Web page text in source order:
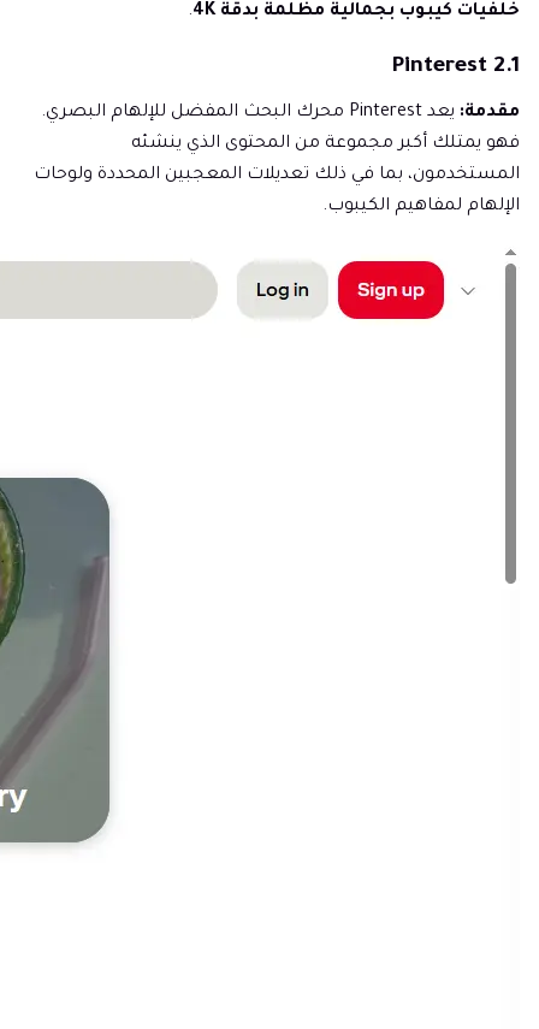
خلفيات كيبوب بجمالية مظلمة بدقة 4K
.
2.1 Pinterest
مقدمة:
يعد Pinterest محرك البحث المفضل للإلهام البصري.
فهو يمتلك أكبر مجموعة من المحتوى الذي ينشئه
المستخدمون، بما في ذلك تعديلات المعجبين المحددة ولوحات
الإلهام لمفاهيم الكيبوب.